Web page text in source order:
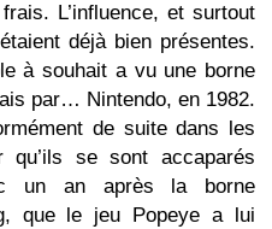
L’influence, et surtout
déjà bien présentes.
à souhait a vu une borne
par… Nintendo, en 1982.
de suite dans les
se sont accaparés
un an après la borne
que le jeu Popeye a lui